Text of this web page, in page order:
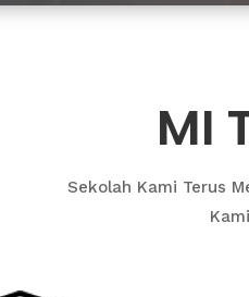
MI
Sekolah Kami Terus